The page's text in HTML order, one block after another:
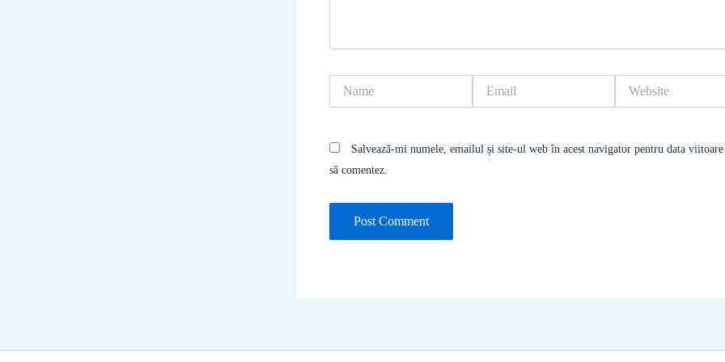
Salvează-mi numele, emailul și site-ul web în acest navigator pentru data
să comentez.